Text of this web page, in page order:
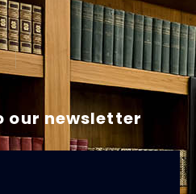
|
our newsletter